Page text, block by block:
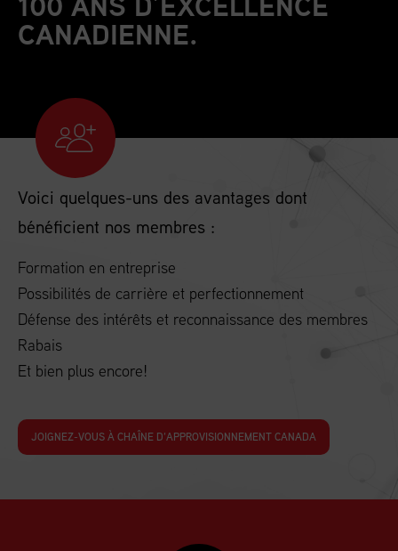
CANADIENNE.
Voici quelques-uns des avantages dont
bénéficient nos membres :
Formation en entreprise
Possibilités de carrière et perfectionnement
Défense des intérêts et reconnaissance des membres
Rabais
Et bien plus encore!
JOIGNEZ-VOUS À CHAÎNE D’APPROVISIONNEMENT CANADA